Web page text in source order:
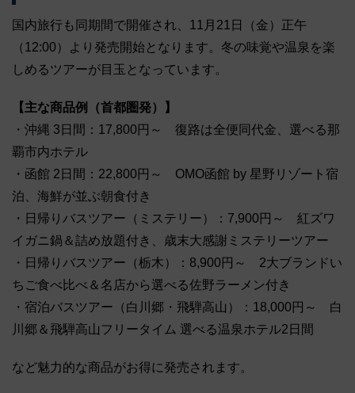
国内旅行も同期間で開催され、11月21日（金）正午
（12:00）より発売開始となります。冬の味覚や温泉を楽
しめるツアーが目玉となっています。
【主な商品例（首都圏発）】
・沖縄 3日間：17,800円～ 復路は全便同代金、選べる那
覇市内ホテル
・函館 2日間：22,800円～ OMO函館 by 星野リゾート宿
泊、海鮮が並ぶ朝食付き
・日帰りバスツアー（ミステリー）：7,900円～ 紅ズワ
イガニ鍋＆詰め放題付き、歳末大感謝ミステリーツアー
・日帰りバスツアー（栃木）：8,900円～ 2大ブランドい
ちご食べ比べ＆名店から選べる佐野ラーメン付き
・宿泊バスツアー（白川郷・飛騨高山）：18,000円～ 白
川郷＆飛騨高山フリータイム 選べる温泉ホテル2日間
など魅力的な商品がお得に発売されます。